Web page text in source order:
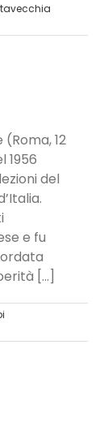
12
1956
del
e fu
[...]